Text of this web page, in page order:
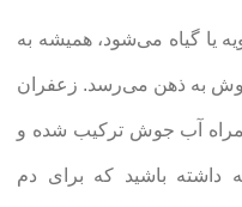
یا گیاه می‌شود، همیشه به
جوش به ذهن می‌رسد. زعفران
همراه آب جوش ترکیب شده و
داشته باشید که برای دم